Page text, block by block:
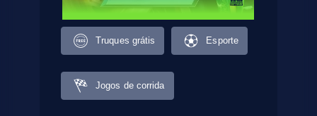
Truques grátis Esporte
Jogos de corrida